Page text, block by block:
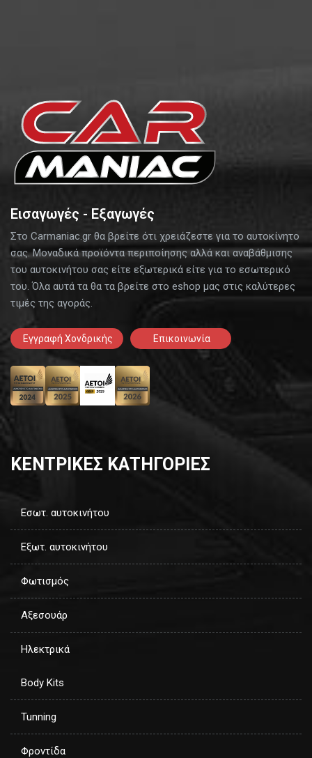
Εισαγωγές - Εξαγωγές
Στο Carmaniac.gr θα βρείτε ότι χρειάζεστε για το αυτοκίνητο
σας. Μοναδικά προϊόντα περιποίησης αλλά και αναβάθμισης
του αυτοκινήτου σας είτε εξωτερικά είτε για το εσωτερικό
του. Όλα αυτά τα θα τα βρείτε στο eshop μας στις καλύτερες
τιμές της αγοράς.
Εγγραφή Χονδρικής Επικοινωνία
ΚΕΝΤΡΙΚΕΣ ΚΑΤΗΓΟΡΙΕΣ
Εσωτ. αυτοκινήτου
Εξωτ. αυτοκινήτου
Φωτισμός
Αξεσουάρ
Ηλεκτρικά
Body Kits
Tunning
Φροντίδα